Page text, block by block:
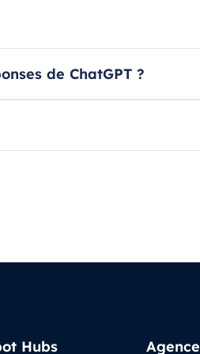
de ChatGPT ?
Hubs Agence